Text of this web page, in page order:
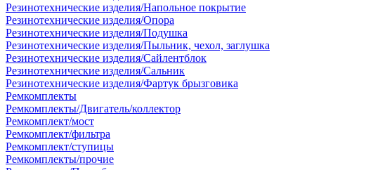
Резинотехнические изделия/Напольное покрытие
Резинотехнические изделия/Опора
Резинотехнические изделия/Подушка
Резинотехнические изделия/Пыльник, чехол, заглушка
Резинотехнические изделия/Сайлентблок
Резинотехнические изделия/Сальник
Резинотехнические изделия/Фартук брызговика
Ремкомплекты
Ремкомплекты/Двигатель/коллектор
Ремкомплект/мост
Ремкомплект/фильтра
Ремкомплект/ступицы
Ремкомплекты/прочие